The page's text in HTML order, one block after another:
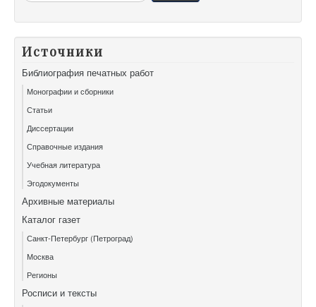
Источники
Библиография печатных работ
Монографии и сборники
Статьи
Диссертации
Справочные издания
Учебная литература
Эгодокументы
Архивные материалы
Каталог газет
Санкт-Петербург (Петроград)
Москва
Регионы
Росписи и тексты